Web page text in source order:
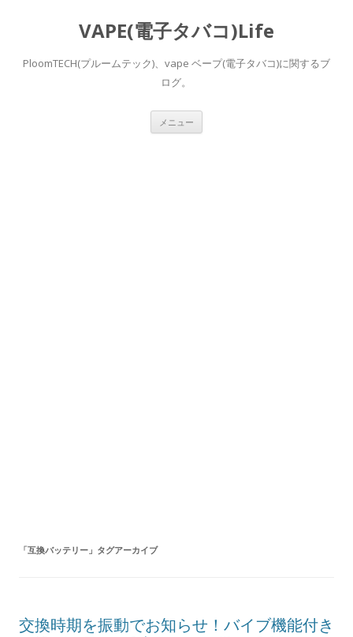
VAPE(電子タバコ)Life
PloomTECH(プルームテック)、vape ベープ(電子タバコ)に関するブ
ログ。
メニュー
「互換バッテリー 」タグアーカイブ
交換時期を振動でお知らせ！バイブ機能付き